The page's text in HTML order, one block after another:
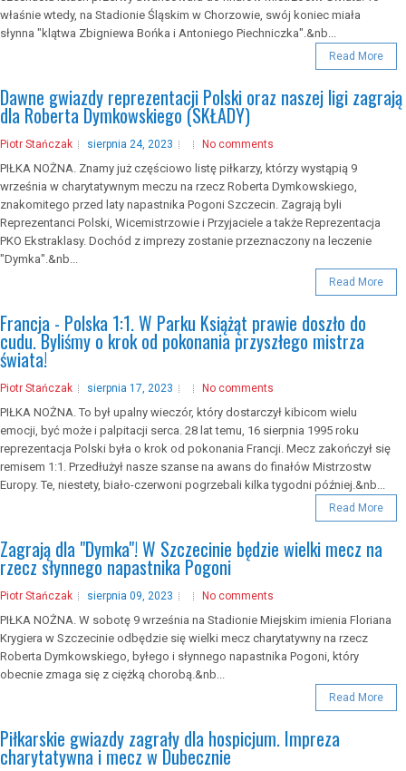
właśnie wtedy, na Stadionie Śląskim w Chorzowie, swój koniec miała
słynna "klątwa Zbigniewa Bońka i Antoniego Piechniczka".&nb...
Read More
Dawne gwiazdy reprezentacji Polski oraz naszej ligi zagrają
dla Roberta Dymkowskiego (SKŁADY)
Piotr Stańczak sierpnia 24, 2023 No comments
PIŁKA NOŻNA. Znamy już częściowo listę piłkarzy, którzy wystąpią 9
września w charytatywnym meczu na rzecz Roberta Dymkowskiego,
znakomitego przed laty napastnika Pogoni Szczecin. Zagrają byli
Reprezentanci Polski, Wicemistrzowie i Przyjaciele a także Reprezentacja
PKO Ekstraklasy. Dochód z imprezy zostanie przeznaczony na leczenie
"Dymka".&nb...
Read More
Francja - Polska 1:1. W Parku Książąt prawie doszło do
cudu. Byliśmy o krok od pokonania przyszłego mistrza
świata!
Piotr Stańczak sierpnia 17, 2023 No comments
PIŁKA NOŻNA. To był upalny wieczór, który dostarczył kibicom wielu
emocji, być może i palpitacji serca. 28 lat temu, 16 sierpnia 1995 roku
reprezentacja Polski była o krok od pokonania Francji. Mecz zakończył się
remisem 1:1. Przedłużył nasze szanse na awans do finałów Mistrzostw
Europy. Te, niestety, biało-czerwoni pogrzebali kilka tygodni później.&nb...
Read More
Zagrają dla "Dymka"! W Szczecinie będzie wielki mecz na
rzecz słynnego napastnika Pogoni
Piotr Stańczak sierpnia 09, 2023 No comments
PIŁKA NOŻNA. W sobotę 9 września na Stadionie Miejskim imienia Floriana
Krygiera w Szczecinie odbędzie się wielki mecz charytatywny na rzecz
Roberta Dymkowskiego, byłego i słynnego napastnika Pogoni, który
obecnie zmaga się z ciężką chorobą.&nb...
Read More
Piłkarskie gwiazdy zagrały dla hospicjum. Impreza
charytatywna i mecz w Dubecznie